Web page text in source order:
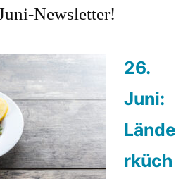
Newsletter!
26.
Juni:
Lände
rküch